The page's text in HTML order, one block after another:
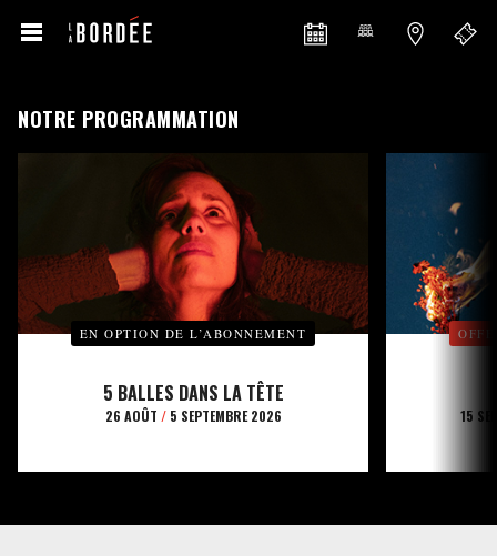
NOTRE PROGRAMMATION
EN OPTION DE L’ABONNEMENT
5 BALLES DANS LA TÊTE
26 AOÛT /5 SEPTEMBRE 2026 15